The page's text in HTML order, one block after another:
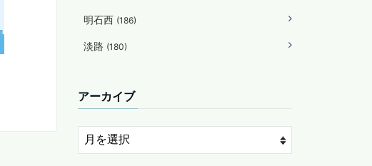
明石西 (186)
淡路 (180)
アーカイブ